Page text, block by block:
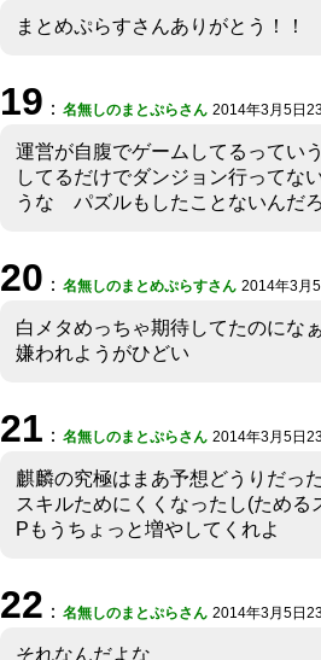
まとめぷらすさんありがとう！！
19 ： 名無しのまとぷらさん 2014年3月5日
運営が自腹でゲームしてるってい
してるだけでダンジョン行ってな
うな パズルもしたことないんだ
20 ： 名無しのまとめぷらすさん 2014年3月
白メタめっちゃ期待してたのにな
嫌われようがひどい
21 ： 名無しのまとぷらさん 2014年3月5日
麒麟の究極はまあ予想どうりだっ
スキルためにくくなったし(ためる
Pもうちょっと増やしてくれよ
22 ： 名無しのまとぷらさん 2014年3月5日
それなんだよな